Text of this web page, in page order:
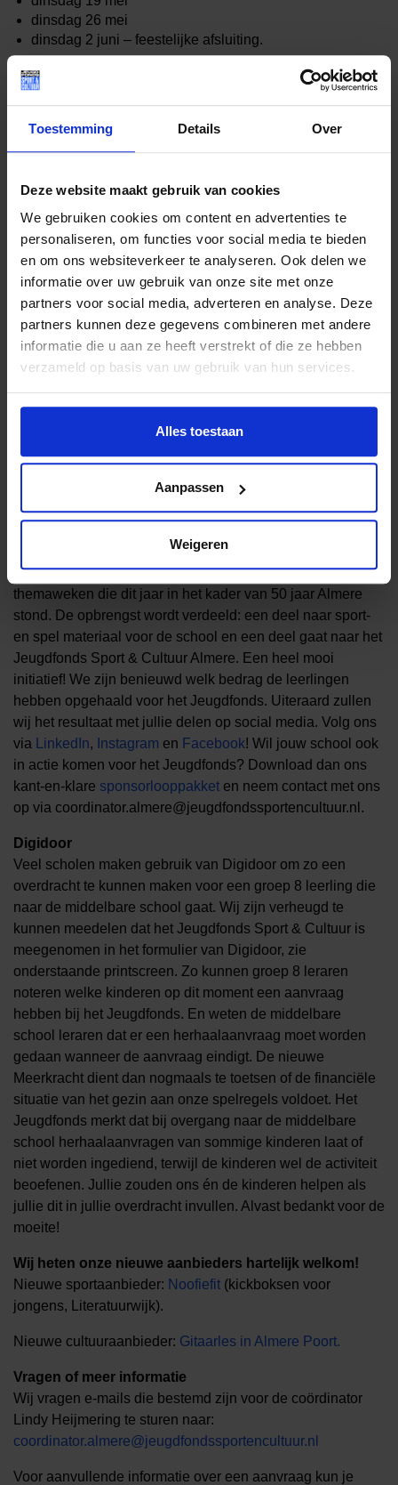
Toestemming Details Over
Deze website maakt gebruik van cookies
We gebruiken cookies om content en advertenties te
personaliseren, om functies voor social media te bieden
en om ons websiteverkeer te analyseren. Ook delen we
informatie over uw gebruik van onze site met onze
partners voor social media, adverteren en analyse. Deze
partners kunnen deze gegevens combineren met andere
informatie die u aan ze heeft verstrekt of die ze hebben
verzameld op basis van uw gebruik van hun services.
Alles toestaan
Aanpassen
Weigeren
dinsdag 26 mei
dinsdag 2 juni – feestelijke afsluiting.
Kinderen hoeven alleen kleding en schoenen aan waarin
ze vrij kunnen bewegen. We hopen zoveel mogelijk
ervaring te bieden. Deel je dit evenement binnen jouw
het meedoen van een les, kun je dan gelijk een
Jeugdfondsaanvraag indienen voor dit kind!
Een kind kan op vakantieweek of kamp via het
Jeugdfonds
Per lopende aanvraag (sport of cultuur of zwemmen) mag
er per jaar 1 vakantieweek/kamp aanvraag ingediend
worden bij de kampaanbieder voor het bedrag wat nodig is
tot een max van € 300. De kampaanbieder dient de factuur
daarop vermeld de naam van het kind, aanvraagnummer
en grootboek 5200. Kampaanvragen gaan dus niet via ons
portaal
Basisschool de Compositie in actie voor het
Jeugdfonds!
(Tussen de Vaarten) een sponsorloop georganiseerd. De
sponsorloop vormde de afsluiting van de brede school
themaweken die dit jaar in het kader van 50 jaar Almere
stond. De opbrengst wordt verdeeld: een deel naar sport-
en spel materiaal voor de school en een deel gaat naar het
Jeugdfonds Sport & Cultuur Almere. Een heel mooi
initiatief! We zijn benieuwd welk bedrag de leerlingen
hebben opgehaald voor het Jeugdfonds. Uiteraard zullen
wij het resultaat met jullie delen op social media. Volg ons
via
LinkedIn, Instagram en Facebook! Wil jouw school ook
in actie komen voor het Jeugdfonds? Download dan ons
kant-en-klare sponsorlooppakket en neem contact met ons
op via coordinator.almere@jeugdfondssportencultuur.nl.
Digidoor
Veel scholen maken gebruik van Digidoor om zo een
overdracht te kunnen maken voor een groep 8 leerling die
naar de middelbare school gaat. Wij zijn verheugd te
kunnen meedelen dat het Jeugdfonds Sport & Cultuur is
meegenomen in het formulier van Digidoor, zie
onderstaande printscreen. Zo kunnen groep 8 leraren
noteren welke kinderen op dit moment een aanvraag
hebben bij het Jeugdfonds. En weten de middelbare
school leraren dat er een herhaalaanvraag moet worden
gedaan wanneer de aanvraag eindigt. De nieuwe
Meerkracht dient dan nogmaals te toetsen of de financiële
situatie van het gezin aan onze spelregels voldoet. Het
Jeugdfonds merkt dat bij overgang naar de middelbare
school herhaalaanvragen van sommige kinderen laat of
niet worden ingediend, terwijl de kinderen wel de activiteit
beoefenen. Jullie zouden ons én de kinderen helpen als
jullie dit in jullie overdracht invullen. Alvast bedankt voor de
moeite!
Wij heten onze nieuwe aanbieders hartelijk welkom!
Nieuwe sportaanbieder: Noofiefit (kickboksen voor
jongens, Literatuurwijk).
Nieuwe cultuuraanbieder: Gitaarles in Almere Poort.
Vragen of meer informatie
Wij vragen e-mails die bestemd zijn voor de coördinator
Lindy Heijmering te sturen naar:
coordinator.almere@jeugdfondssportencultuur.nl
Voor aanvullende informatie over een aanvraag kun je